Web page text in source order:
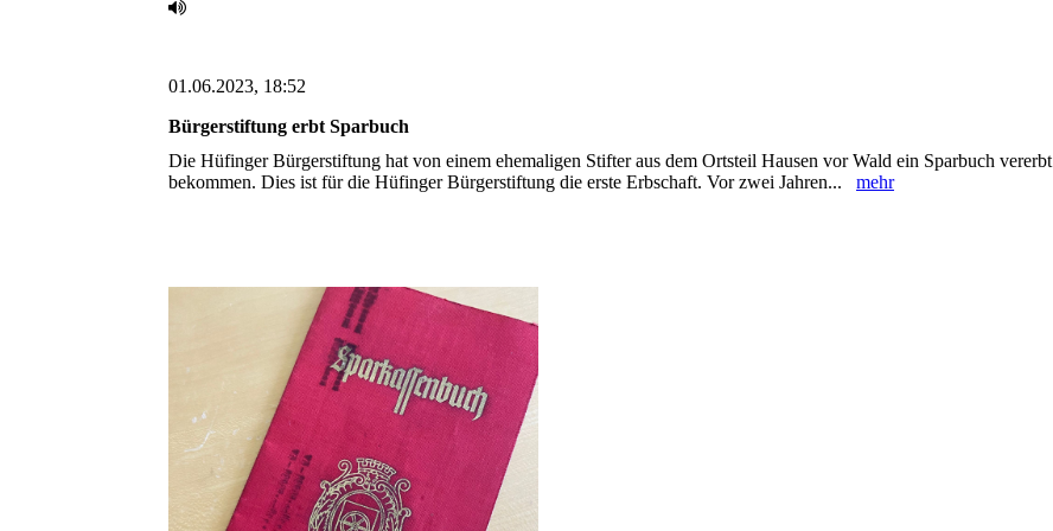
01.06.2023, 18:52
Bürgerstiftung erbt Sparbuch
Die Hüfinger Bürgerstiftung hat von einem ehemaligen Stifter aus dem Ortsteil ‎Hausen vor Wald ein ‎Sparbuch vererbt
bekommen. Dies ist für ‎die Hüfinger Bürgerstiftung die erste Erbschaft. Vor zwei ‎Jahren... mehr